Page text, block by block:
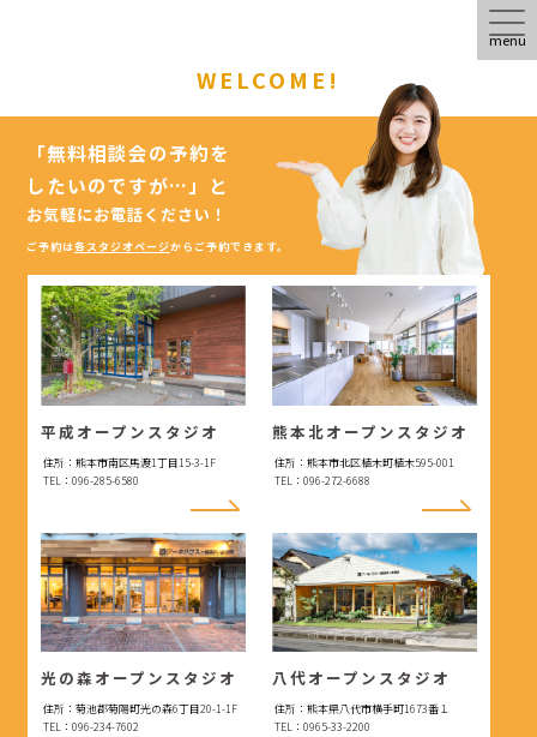
menu
WELCOME!
「無料相談会の予約を
したいのですが…」
と
お気軽にお電話ください！
ご予約は各スタジオページからご予約できます。
平成オープンスタジオ
住所：熊本市南区馬渡1丁目15-3-1F
TEL：096-285-6580
熊本北オープンスタジオ
住所：熊本市北区植木町植木595-001
TEL：096-272-6688
光の森オープンスタジオ
住所：菊池郡菊陽町光の森6丁目20-1-1F
TEL：096-234-7602
八代オープンスタジオ
住所：熊本県八代市横手町1673番１
TEL：0965-33-2200